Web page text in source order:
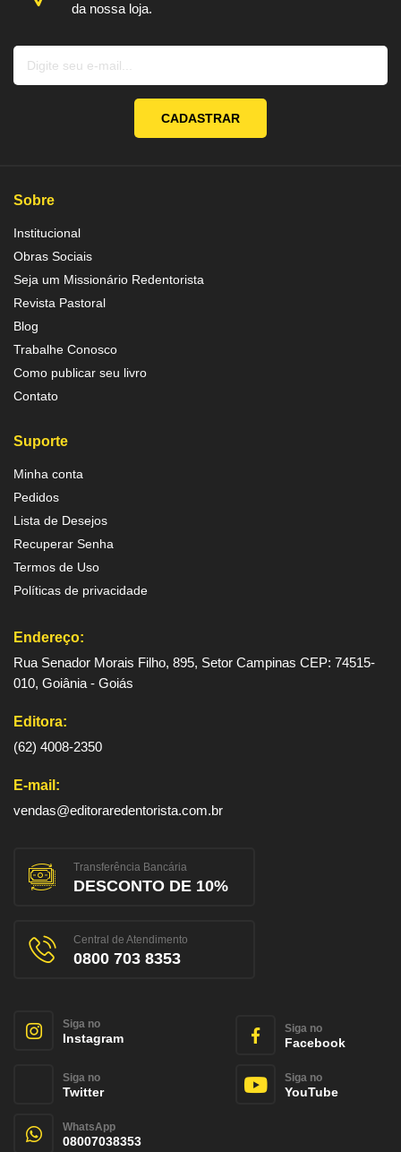
da nossa loja.
CADASTRAR
Sobre
Institucional
Obras Sociais
Seja um Missionário Redentorista
Revista Pastoral
Blog
Trabalhe Conosco
Como publicar seu livro
Contato
Suporte
Minha conta
Pedidos
Lista de Desejos
Recuperar Senha
Termos de Uso
Políticas de privacidade
Endereço:
Rua Senador Morais Filho, 895, Setor Campinas CEP: 74515-
010, Goiânia - Goiás
Editora:
(62) 4008-2350
E-mail:
vendas@editoraredentorista.com.br
Transferência Bancária
DESCONTO DE 10%
Central de Atendimento
0800 703 8353
Siga no
Instagram
Siga no
Facebook
Siga no
Twitter
Siga no
YouTube
WhatsApp
08007038353